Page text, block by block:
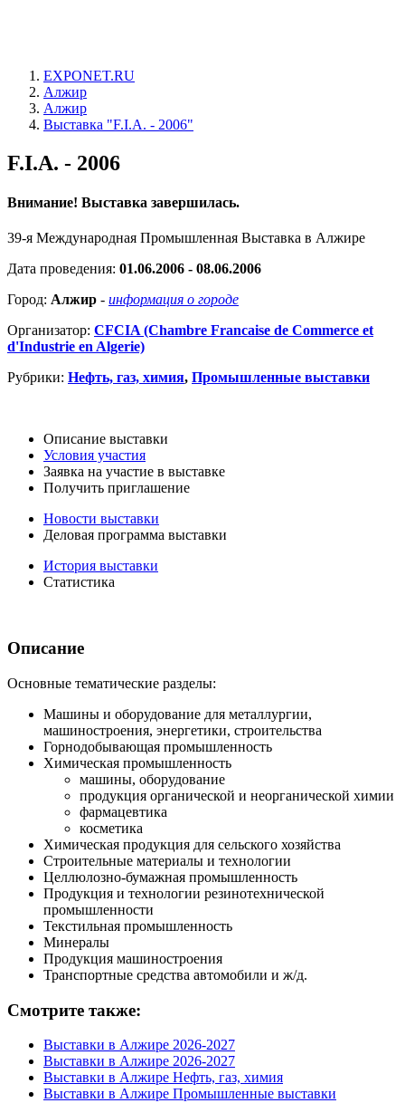
EXPONET.RU
Алжир
Алжир
Выставка "F.I.A. - 2006"
F.I.A. - 2006
Внимание! Выставка завершилась.
39-я Международная Промышленная Выставка в Алжире
Дата проведения: 01.06.2006 - 08.06.2006
Город: Алжир - информация о городе
Организатор: CFCIA (Chambre Francaise de Commerce et
d'Industrie en Algerie)
Рубрики: Нефть, газ, химия, Промышленные выставки
Описание выставки
Условия участия
Заявка на участие в выставке
Получить приглашение
Новости выставки
Деловая программа выставки
История выставки
Статистика
Описание
Основные тематические разделы:
Машины и оборудование для металлургии,
машиностроения, энергетики, строительства
Горнодобывающая промышленность
Химическая промышленность
машины, оборудование
продукция органической и неорганической химии
фармацевтика
косметика
Химическая продукция для сельского хозяйства
Строительные материалы и технологии
Целлюлозно-бумажная промышленность
Продукция и технологии резинотехнической
промышленности
Текстильная промышленность
Минералы
Продукция машиностроения
Транспортные средства автомобили и ж/д.
Смотрите также:
Выставки в Алжире 2026-2027
Выставки в Алжире 2026-2027
Выставки в Алжире Нефть, газ, химия
Выставки в Алжире Промышленные выставки